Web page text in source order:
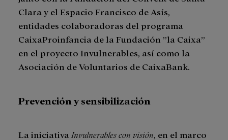
Clara y el Espacio Francisco de Asís,
entidades colaboradoras del programa
CaixaProinfancia de la Fundación ”la Caixa”
en el proyecto Invulnerables, así como la
Asociación de Voluntarios de CaixaBank.
Prevención y sensibilización
La iniciativa Invulnerables con visión , en el marco